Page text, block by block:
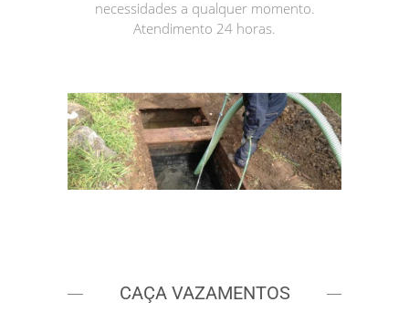
necessidades a qualquer momento.
Atendimento 24 horas.
CAÇA VAZAMENTOS